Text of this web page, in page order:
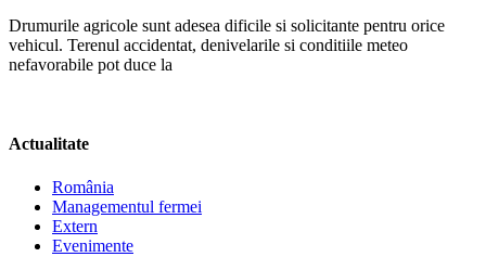
Drumurile agricole sunt adesea dificile si solicitante pentru orice
vehicul. Terenul accidentat, denivelarile si conditiile meteo
nefavorabile pot duce la
Actualitate
România
Managementul fermei
Extern
Evenimente